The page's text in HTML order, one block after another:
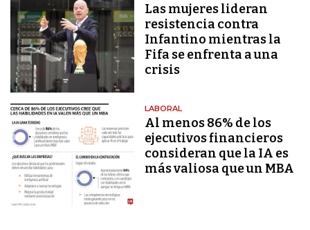
Las mujeres lideran
resistencia contra
Infantino mientras la
Fifa se enfrenta a una
crisis
LABORAL
Al menos 86% de los
ejecutivos financieros
consideran que la IA es
más valiosa que un MBA